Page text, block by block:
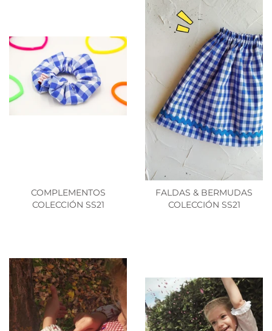
COMPLEMENTOS
COLECCIÓN SS21
FALDAS & BERMUDAS
COLECCIÓN SS21